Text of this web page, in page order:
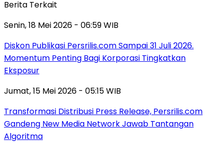
Berita Terkait
Senin, 18 Mei 2026 - 06:59 WIB
Diskon Publikasi Persrilis.com Sampai 31 Juli 2026.
Momentum Penting Bagi Korporasi Tingkatkan
Eksposur
Jumat, 15 Mei 2026 - 05:15 WIB
Transformasi Distribusi Press Release, Persrilis.com
Gandeng New Media Network Jawab Tantangan
Algoritma